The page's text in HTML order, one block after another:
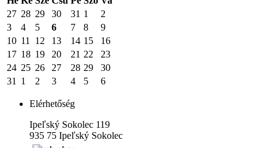
27 28 29 30 31 1
2
3
4 5 6 7 8
9
10 11 12 13 14 15
16
17 18 19 20 21 22
23
24 25 26 27 28 29
30
31
1 2 3 4 5 6
Elérhetőség
Ipeľský Sokolec 119
935 75 Ipeľský Sokolec